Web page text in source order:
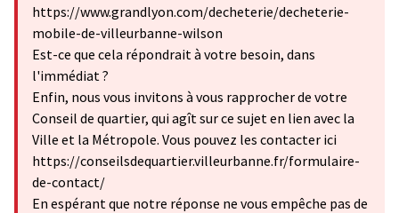
https://www.grandlyon.com/decheterie/decheterie-
mobile-de-villeurbanne-wilson
Est-ce que cela répondrait à votre besoin, dans
l'immédiat ?
Enfin, nous vous invitons à vous rapprocher de votre
Conseil de quartier, qui agît sur ce sujet en lien avec la
Ville et la Métropole. Vous pouvez les contacter ici
https://conseilsdequartier.villeurbanne.fr/formulaire-
de-contact/
En espérant que notre réponse ne vous empêche pas de